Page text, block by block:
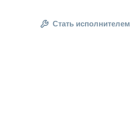
Стать исполнителем